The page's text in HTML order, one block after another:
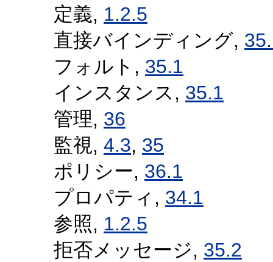
定義, 1.2.5
直接バインディング,
フォルト, 35.1
インスタンス, 35.1
管理, 36
監視, 4.3, 35
ポリシー, 36.1
プロパティ, 34.1
参照, 1.2.5
拒否メッセージ, 35.2